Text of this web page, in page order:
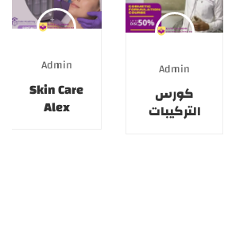
Admin
كورس
التركيبات
Admin
Skin Care
Alex